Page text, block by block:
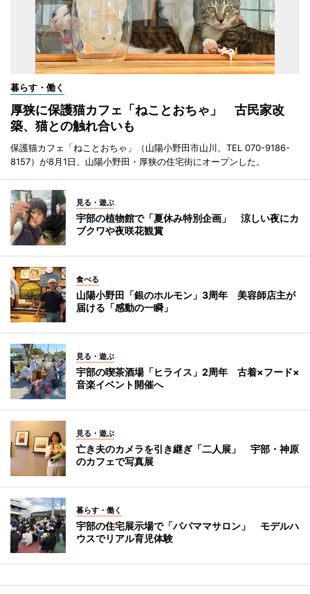
暮らす・働く
厚狭に保護猫カフェ「ねことおちゃ」 古民家改
築、猫との触れ合いも
保護猫カフェ「ねことおちゃ」（山陽小野田市山川、TEL 070-9186-
8157）が8月1日、山陽小野田・厚狭の住宅街にオープンした。
見る・遊ぶ
宇部の植物館で「夏休み特別企画」 涼しい夜にカ
ブクワや夜咲花観賞
食べる
山陽小野田「銀のホルモン」3周年 美容師店主が
届ける「感動の一瞬」
見る・遊ぶ
宇部の喫茶酒場「ヒライス」2周年 古着×フード×
音楽イベント開催へ
見る・遊ぶ
亡き夫のカメラを引き継ぎ「二人展」 宇部・神原
のカフェで写真展
暮らす・働く
宇部の住宅展示場で「パパママサロン」 モデルハ
ウスでリアル育児体験